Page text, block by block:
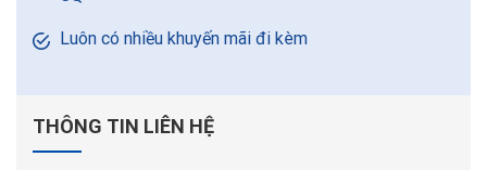
Luôn có nhiều khuyến mãi đi kèm
THÔNG TIN LIÊN HỆ